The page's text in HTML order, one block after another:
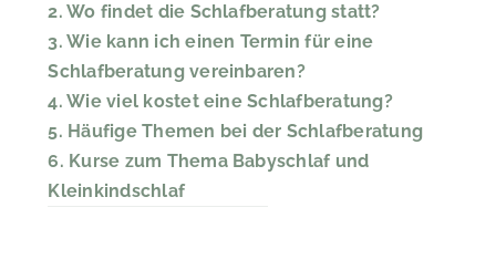
Stillen
Babyschlaf und Kleinkindschlaf
2. Wo findet die Schlafberatung statt?
3. Wie kann ich einen Termin für eine
Schlafberatung vereinbaren?
4. Wie viel kostet eine Schlafberatung?
5. Häufige Themen bei der Schlafberatung
6. Kurse zum Thema Babyschlaf und
Kleinkindschlaf